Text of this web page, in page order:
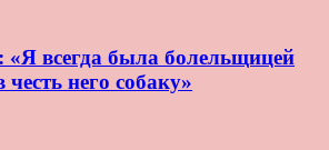
«Я всегда была болельщицей
него собаку»